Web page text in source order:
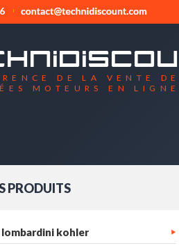
DE LA VENTE
MOTEURS EN LIGNE
PRODUITS
kohler